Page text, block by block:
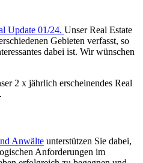
Update 01/24. Unser Real Estate
Gebieten verfasst, so
dabei ist. Wir wünschen
2 x jährlich erscheinendes Real
Anwälte unterstützen Sie dabei,
Anforderungen im